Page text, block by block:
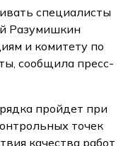
специалисты
Разумишкин
и комитету по
сообщила пресс-
пройдет при
точек
качества работ